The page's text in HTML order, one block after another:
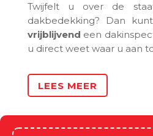
Twijfelt u over de
dakbedekking? Dan
vrijblijvend een
u direct weet waar u aan
LEES MEER